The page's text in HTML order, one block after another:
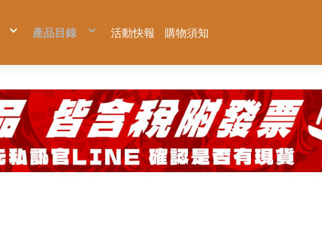
AC1154-側腰款背心
AC2094HB-上背款背心
AC2096-側腰款短袖
AC2096HB-上背款短袖
AC2111-上背款反光長袖(可拆)
AC2114-上背款反光背心
AC2121-下背款休閒長袖(可拆)
AC2124-下背款休閒背心
產品目錄
KC系列
OKC系列
KCS系列 強化版
年度限量黑標
神田祭 限量系列專區
BAT 軍規系列 強化版
TF/TFT 窄版軍規系列
KUROKIN 黑金
斜口鉗系列
管鉗系列
剝線鉗系列
剪鉗系列
ZERO系列
鐵鎚系列
BURTLE 巴特雷
AC2094-側腰款背心
AC1154-側腰款背心
AC2094HB-上背款背心
AC2096-側腰款短袖
AC2096HB-上背款短袖
AC2111-上背款反光長袖(可拆)
AC2114-上背款反光背心
AC2121-下背款休閒長袖(可拆)
AC2124-下背款休閒背心
Venti 風神科技
22V空調服系列
30V全新升級系列
HASEGAWA 長谷川
腳輕系列
免蹲超人系列
工業級踏台
IPS 五十嵐
WRAPGRADE
MIZUNO 美津濃
PATRONI 配多利
UTOKU TOOLS 宇德工具
GFOX
DEEN 迪恩工具
職人部品專區
GatorTape小鱷魚
活動快報 購物須知